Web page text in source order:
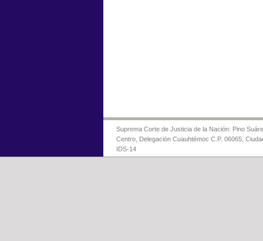
Suprema Corte de Justicia de la Nación: Pino
Centro, Delegación Cuauhtémoc C.P. 06065,
IDS-14